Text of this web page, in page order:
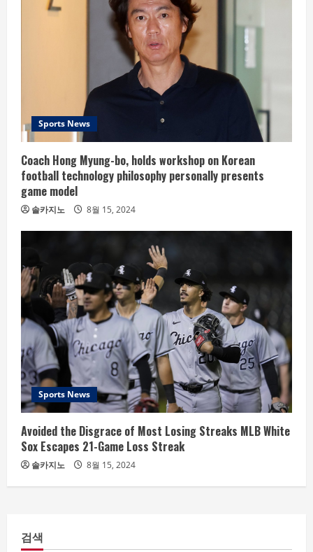
Sports News
Coach Hong Myung-bo, holds workshop on Korean
football technology philosophy personally presents
game model
솔카지노 8월 15, 2024
Sports News
Avoided the Disgrace of Most Losing Streaks MLB White
Sox Escapes 21-Game Loss Streak
솔카지노 8월 15, 2024
검색